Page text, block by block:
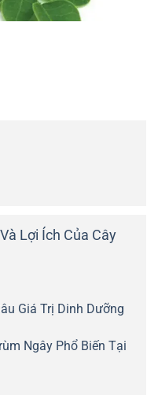
Lợi Ích Của Cây
Giá Trị Dinh Dưỡng
Ngây Phổ Biến Tại